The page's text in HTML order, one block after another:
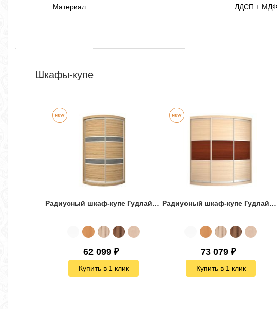
Материал ЛДСП + МДФ
Шкафы-купе
Радиусный шкаф-купе Гудлайн-2
62 099 ₽
Купить в 1 клик
Радиусный шкаф-купе Гудлайн-5
73 079 ₽
Купить в 1 клик